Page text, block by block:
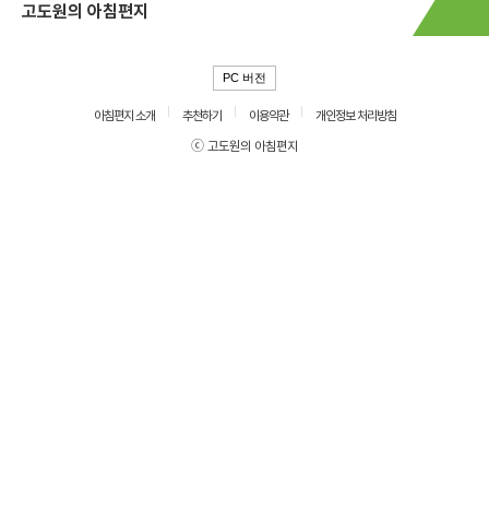
고도원의 아침편지
PC 버전
아침편지 소개 추천하기 이용약관
개인정보 처리방침
ⓒ 고도원의 아침편지